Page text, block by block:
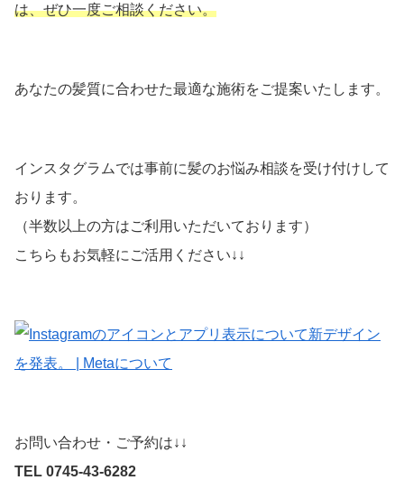
は、ぜひ一度ご相談ください。
あなたの髪質に合わせた最適な施術をご提案いたします。
インスタグラムでは事前に髪のお悩み相談を受け付けして
おります。
（半数以上の方はご利用いただいております）
こちらもお気軽にご活用ください↓↓
お問い合わせ・ご予約は↓↓
TEL 0745-43-6282